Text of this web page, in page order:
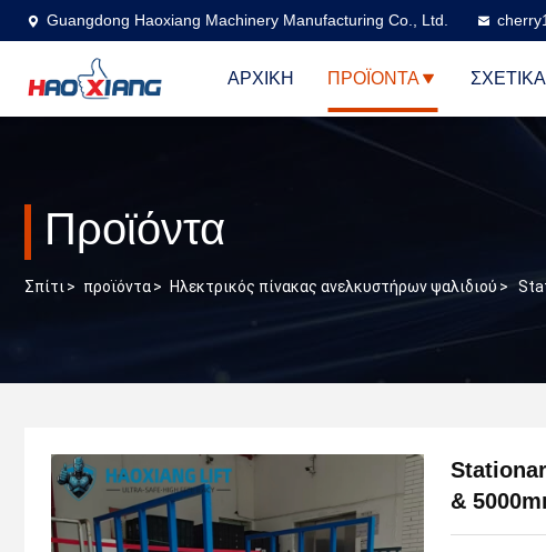
Guangdong Haoxiang Machinery Manufacturing Co., Ltd.
ΑΡΧΙΚΉ ΠΡΟΪΌΝΤΑ
Προϊόντα
Σπίτι> προϊόντα> Ηλεκτρικός πίνακας ανελκυστήρων ψαλιδιού >
&